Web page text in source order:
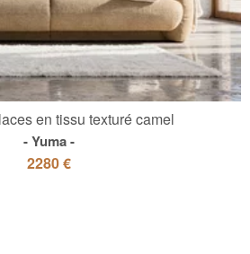
en tissu texturé camel
Yuma
2280 €